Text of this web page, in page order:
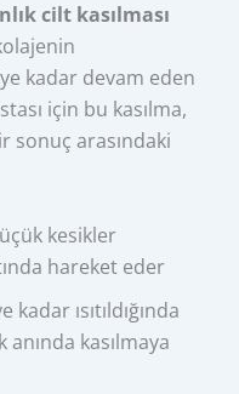
cilt kasılması
kadar devam eden
için bu kasılma,
sonuç arasındaki
kesikler
hareket eder
kadar ısıtıldığında
kasılmaya